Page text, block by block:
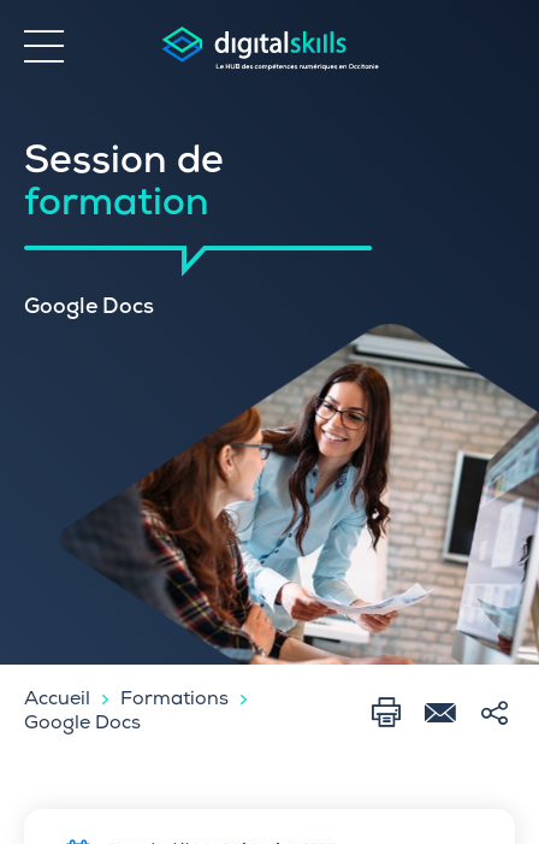
Accessibilité
Session de
formation
Google Docs
Accueil
Formations
Google Docs